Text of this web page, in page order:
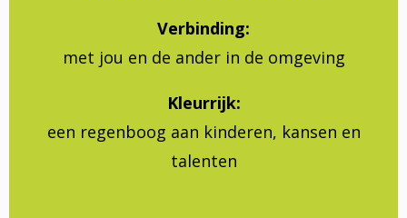
Verbinding:
met jou en de ander in de omgeving
Kleurrijk:
een regenboog aan kinderen, kansen en
talenten